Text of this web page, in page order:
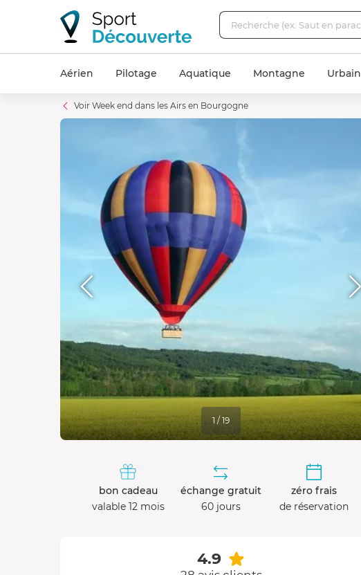
Aérien Pilotage Aquatique Montagne Urbain
Voir Week end dans les Airs en Bourgogne
1 / 19
bon cadeau
valable 12 mois
échange gratuit
60 jours
zéro frais
de réservation
4.9